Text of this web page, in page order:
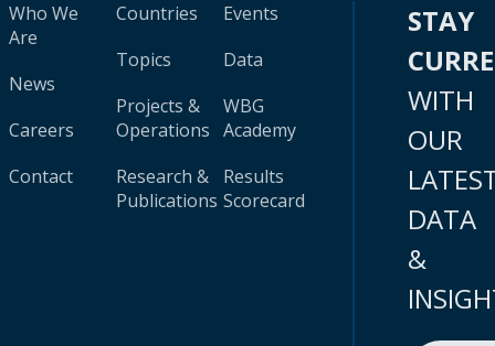
Who We
Are
News
Careers
Contact
Countries
Topics
Projects &
Operations
Research &
Publications
Events
Data
WBG
Academy
Results
Scorecard
STAY
WITH
OUR
DATA
&